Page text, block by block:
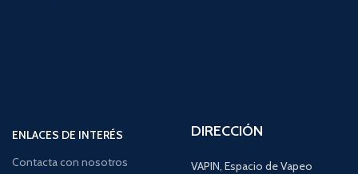
ENLACES DE INTERÉS
Contacta con nosotros
DIRECCIÓN
VAPIN, Espacio de Vapeo